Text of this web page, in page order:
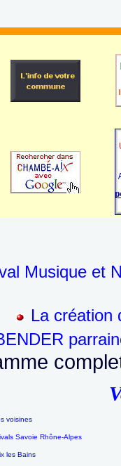
Musique et
La création
voisines
Savoie Rhône-Alpes
les Bains